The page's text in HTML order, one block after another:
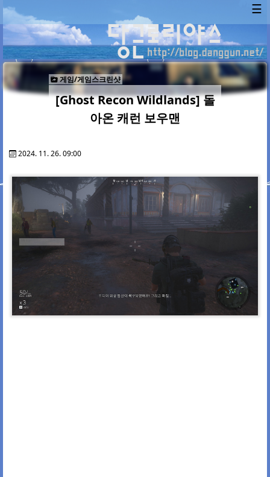
☰
게임/게임스크린샷
[Ghost Recon Wildlands] 돌
아온 캐런 보우맨
2024. 11. 26. 09:00